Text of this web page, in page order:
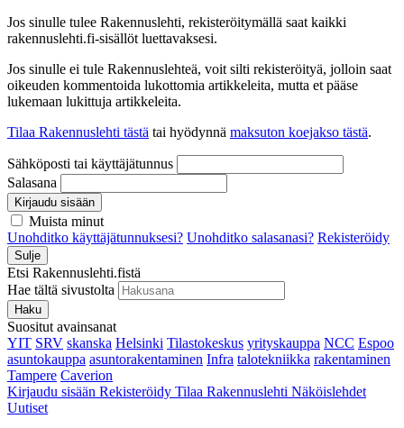
Jos sinulle tulee Rakennuslehti, rekisteröitymällä saat kaikki
rakennuslehti.fi-sisällöt luettavaksesi.
Jos sinulle ei tule Rakennuslehteä, voit silti rekisteröityä, jolloin saat
oikeuden kommentoida lukottomia artikkeleita, mutta et pääse
lukemaan lukittuja artikkeleita.
Tilaa Rakennuslehti tästä tai hyödynnä maksuton koejakso tästä.
Sähköposti tai käyttäjätunnus
Salasana
Kirjaudu sisään
Muista minut
Unohditko käyttäjätunnuksesi? Unohditko salasanasi? Rekisteröidy
Sulje
Etsi Rakennuslehti.fistä
Hae tältä sivustolta
Haku
Suositut avainsanat
YIT SRV skanska Helsinki Tilastokeskus yrityskauppa NCC Espoo
asuntokauppa asuntorakentaminen Infra talotekniikka rakentaminen
Tampere Caverion
Kirjaudu sisään Rekisteröidy Tilaa Rakennuslehti Näköislehdet
Uutiset